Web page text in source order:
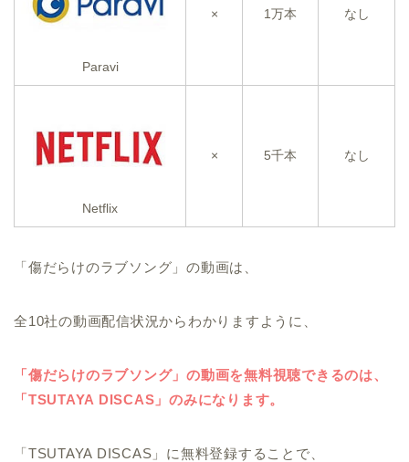
Paravi
× 1万本 なし
Netflix
× 5千本 なし
「傷だらけのラブソング」の動画は、
全10社の動画配信状況からわかりますように、
「傷だらけのラブソング」の動画を無料視聴できるのは、
「TSUTAYA DISCAS」のみになります。
「TSUTAYA DISCAS」に無料登録することで、